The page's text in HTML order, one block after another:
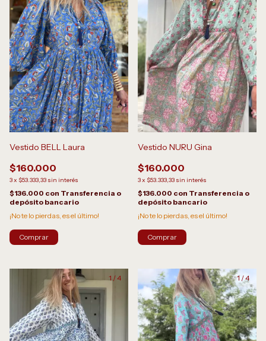
Vestido BELL Laura
$160.000
3x $53.333,33 sin interés
$136.000 con Transferencia o
depósito bancario
¡No te lo pierdas, es el último!
Comprar
Vestido NURU Gina
$160.000
3x $53.333,33 sin interés
$136.000 con Transferencia o
depósito bancario
¡No te lo pierdas, es el último!
Comprar
1 /4 1 /4